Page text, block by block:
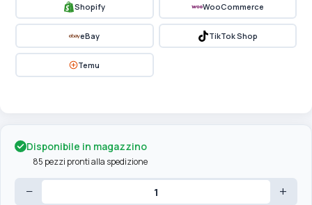
Shopify WooCommerce
eBay TikTok Shop
Temu
Disponibile in magazzino
85 pezzi pronti alla spedizione
− +